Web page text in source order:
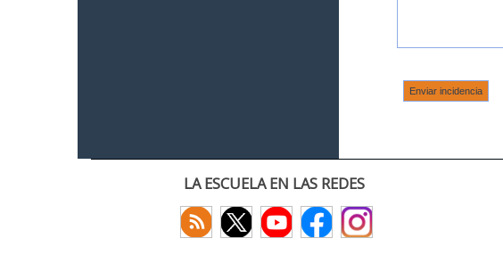
LA ESCUELA EN LAS REDES